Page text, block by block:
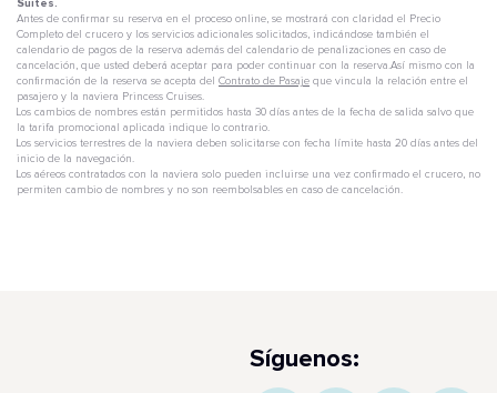
Suites.
Antes de confirmar su reserva en el proceso online, se mostrará con claridad el Precio
Completo del crucero y los servicios adicionales solicitados, indicándose también el
calendario de pagos de la reserva además del calendario de penalizaciones en caso de
cancelación, que usted deberá aceptar para poder continuar con la reserva.Así mismo con la
confirmación de la reserva se acepta del Contrato de Pasaje que vincula la relación entre el
pasajero y la naviera Princess Cruises.
Los cambios de nombres están permitidos hasta 30 días antes de la fecha de salida salvo que
la tarifa promocional aplicada indique lo contrario.
Los servicios terrestres de la naviera deben solicitarse con fecha límite hasta 20 días antes del
inicio de la navegación.
Los aéreos contratados con la naviera solo pueden incluirse una vez confirmado el crucero, no
permiten cambio de nombres y no son reembolsables en caso de cancelación.
Síguenos: